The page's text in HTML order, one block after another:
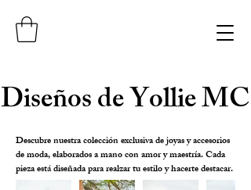
Diseños de Yollie MC
Diseños de Yollie MC
Descubre nuestra colección exclusiva de joyas y accesorios
de moda, elaborados a mano con amor y maestría. Cada
pieza está diseñada para realzar tu estilo y hacerte destacar.